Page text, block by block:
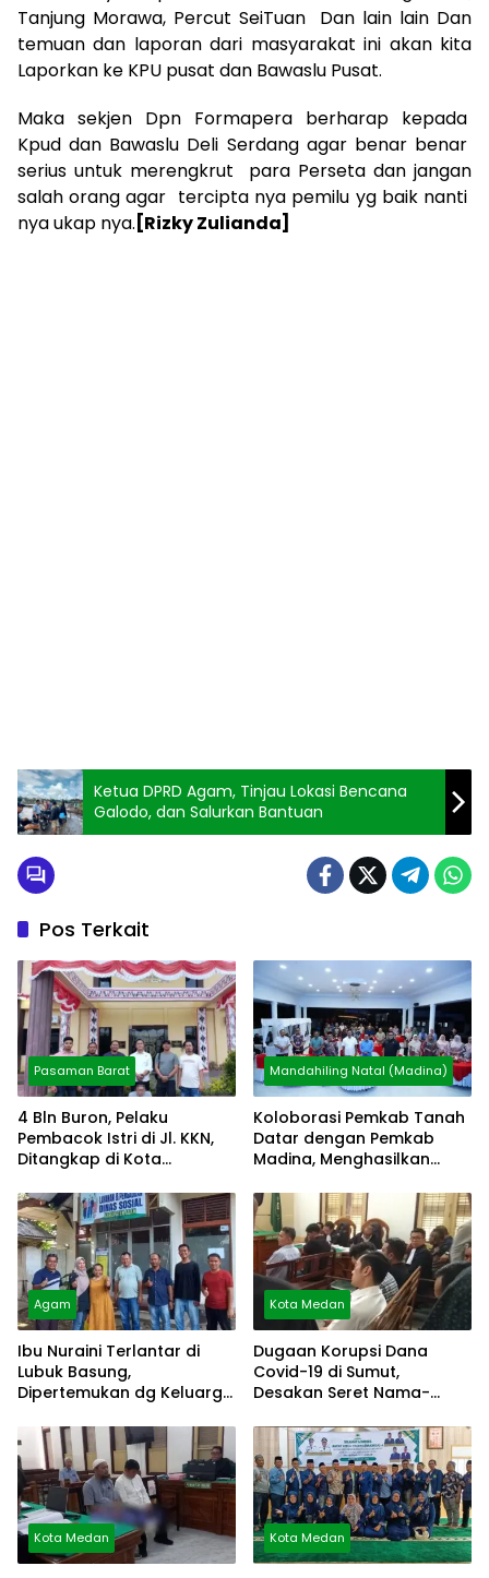
Tanjung Morawa, Percut SeiTuan Dan lain lain Dan
temuan dan laporan dari masyarakat ini akan kita
Laporkan ke KPU pusat dan Bawaslu Pusat.
Maka sekjen Dpn Formapera berharap kepada
Kpud dan Bawaslu Deli Serdang agar benar benar
serius untuk merengkrut para Perseta dan jangan
salah orang agar tercipta nya pemilu yg baik nanti
nya ukap nya. [Rizky Zulianda]
Ketua DPRD Agam, Tinjau Lokasi Bencana
Galodo, dan Salurkan Bantuan
Pos Terkait
Pasaman Barat
4 Bln Buron, Pelaku
Pembacok Istri di Jl. KKN,
Ditangkap di Kota
Mandahiling Natal (Madina)
Koloborasi Pemkab Tanah
Datar dengan Pemkab
Madina, Menghasilkan
Agam
Ibu Nuraini Terlantar di
Lubuk Basung,
Dipertemukan dg Keluarga
Kota Medan
Dugaan Korupsi Dana
Covid-19 di Sumut,
Desakan Seret Nama-
Kota Medan Kota Medan